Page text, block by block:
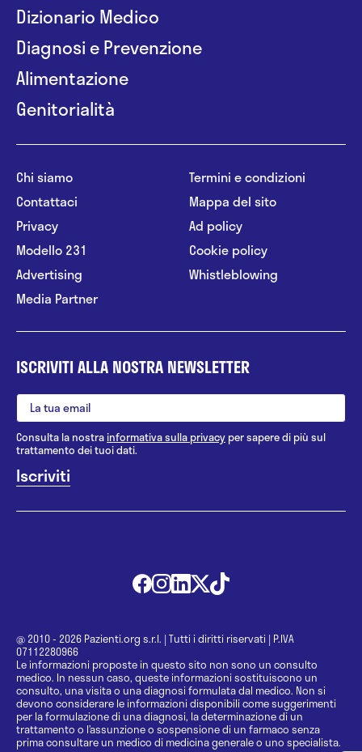
Dizionario Medico
Diagnosi e Prevenzione
Alimentazione
Genitorialità
Chi siamo
Contattaci
Privacy
Modello 231
Advertising
Media Partner
Termini e condizioni
Mappa del sito
Ad policy
Cookie policy
Whistleblowing
ISCRIVITI ALLA NOSTRA NEWSLETTER
Consulta la nostrainformativa sulla privacy per sapere di più sul
trattamento dei tuoi dati.
@ 2010 - 2026 Pazienti.org s.r.l. | Tutti i diritti riservati | P.IVA
07112280966
Le informazioni proposte in questo sito non sono un consulto
medico. In nessun caso, queste informazioni sostituiscono un
consulto, una visita o una diagnosi formulata dal medico. Non si
devono considerare le informazioni disponibili come suggerimenti
per la formulazione di una diagnosi, la determinazione di un
trattamento o l’assunzione o sospensione di un farmaco senza
prima consultare un medico di medicina generale o uno specialista.